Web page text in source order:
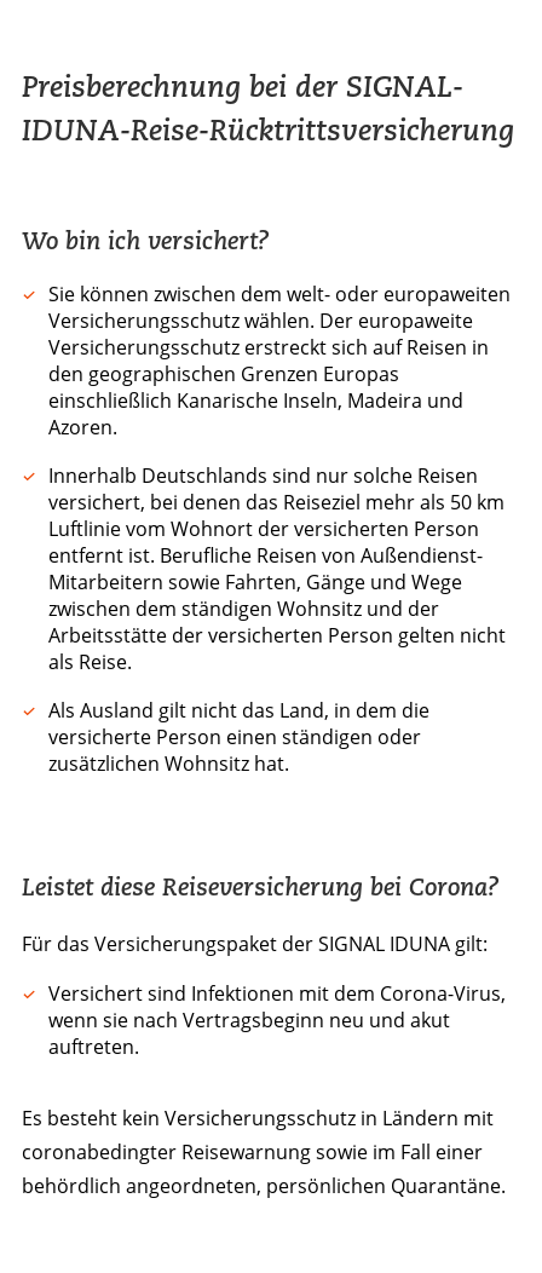
Preisberechnung bei der SIGNAL-
IDUNA-Reise-Rücktrittsversicherung
Wo bin ich versichert?
Sie können zwischen dem welt- oder europaweiten
Versicherungsschutz wählen. Der europaweite
Versicherungsschutz erstreckt sich auf Reisen in
den geographischen Grenzen Europas
einschließlich Kanarische Inseln, Madeira und
Azoren.
Innerhalb Deutschlands sind nur solche Reisen
versichert, bei denen das Reiseziel mehr als 50 km
Luftlinie vom Wohnort der versicherten Person
entfernt ist. Berufliche Reisen von Außendienst-
Mitarbeitern sowie Fahrten, Gänge und Wege
zwischen dem ständigen Wohnsitz und der
Arbeitsstätte der versicherten Person gelten nicht
als Reise.
Als Ausland gilt nicht das Land, in dem die
versicherte Person einen ständigen oder
zusätzlichen Wohnsitz hat.
Leistet diese Reiseversicherung bei Corona?
Für das Versicherungspaket der SIGNAL IDUNA gilt:
Versichert sind Infektionen mit dem Corona-Virus,
wenn sie nach Vertragsbeginn neu und akut
auftreten.
Es besteht kein Versicherungsschutz in Ländern mit
coronabedingter Reisewarnung sowie im Fall einer
behördlich angeordneten, persönlichen Quarantäne.